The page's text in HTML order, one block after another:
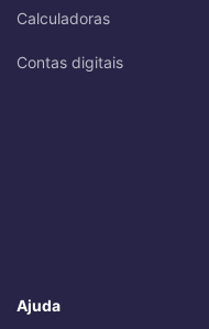
Calculadoras
Contas digitais
Ajuda